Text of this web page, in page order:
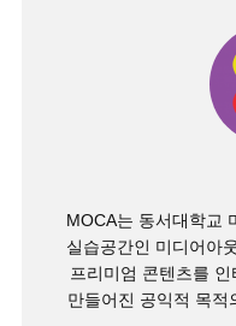
MOCA는 동서대학교
실습공간인 미디어아
프리미엄 콘텐츠를
만들어진 공익적 목